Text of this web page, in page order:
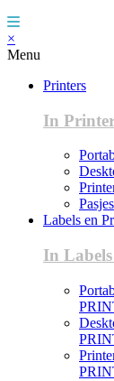
×
Menu
Printers
In
Labels en
In